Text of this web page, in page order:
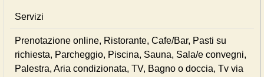
Servizi
Prenotazione online, Ristorante, Cafe/Bar, Pasti su
richiesta, Parcheggio, Piscina, Sauna, Sala/e convegni,
Palestra, Aria condizionata, TV, Bagno o doccia, Tv via